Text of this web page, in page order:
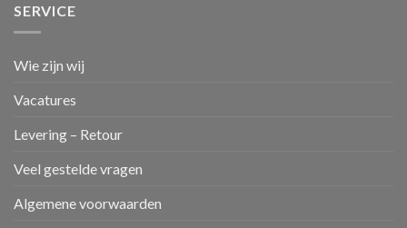
SERVICE
Wie zijn wij
Vacatures
Levering – Retour
Veel gestelde vragen
Algemene voorwaarden